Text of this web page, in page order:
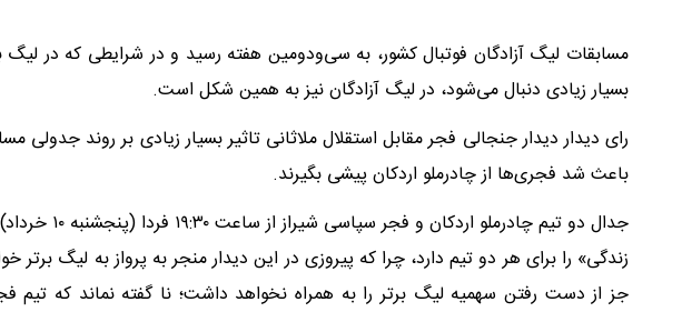
مسابقات لیگ آزادگان فوتبال کشور، به سی‌ودومین هفته رسید و در شرایطی که در لیگ
بسیار زیادی دنبال می‌شود، در لیگ آزادگان نیز به همین شکل است.
رای دیدار دیدار جنجالی فجر مقابل استقلال ملاثانی تاثیر بسیار زیادی بر روند
باعث شد فجری‌ها از چادرملو اردکان پیشی بگیرند.
جدال دو تیم
زندگی» را برای هر دو تیم دارد، چرا که پیروزی در این دیدار منجر به پرواز به لیگ
جز از دست رفتن سهمیه لیگ برتر را به‌ همراه نخواهد داشت؛ نا گفته نماند که تیم